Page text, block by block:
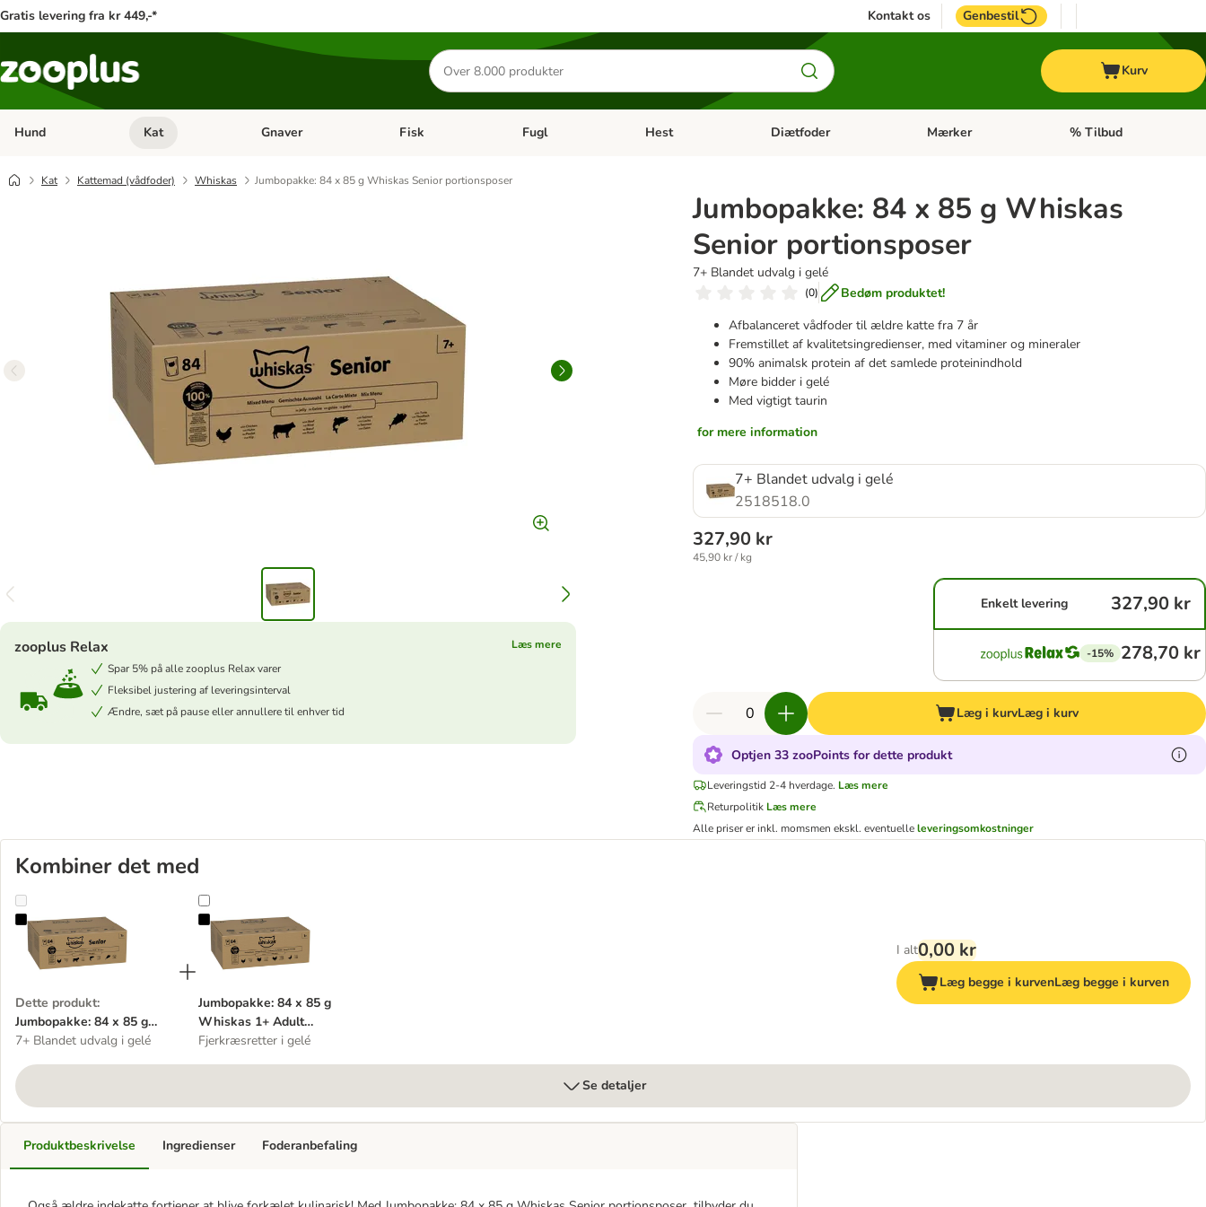
Gratis levering fra kr 449,-* Kontakt os Genbestil
Søg
efter
produkter
Kurv
Hund Åben kategori menu: Hund
Kat Åben kategori menu: Kat
Gnaver Åben kategori menu: Gnaver
Fisk Åben kategori menu: Fisk
Fugl Åben kategori menu: Fugl
Hest Åben kategori menu: Hest
Diætfoder Åben kategori menu: Diætfoder
Mærker Åben kategori menu:
% Tilbud
Kat Kattemad (vådfoder) Whiskas Jumbopakke: 84 x 85 g Whiskas Senior portionsposer
Jumbopakke: 84 x 85 g Whiskas
Senior portionsposer
7+ Blandet udvalg i gelé
(0)
Bedøm produktet!
Afbalanceret vådfoder til ældre katte fra 7 år
Fremstillet af kvalitetsingredienser, med vitaminer og mineraler
90% animalsk protein af det samlede proteinindhold
Møre bidder i gelé
Med vigtigt taurin
for mere information
zooplus Relax
Læs mere
Spar 5% på alle zooplus Relax varer
Fleksibel justering af leveringsinterval
Ændre, sæt på pause eller annullere til enhver tid
7+ Blandet udvalg i gelé
2518518.0
327,90 kr
45,90 kr / kg
Enkelt levering 327,90 kr
-15% 278,70 kr
Læg i kurvLæg i kurv
Optjen 33 zooPoints for dette produkt
Leveringstid 2-4 hverdage. Læs mere
Returpolitik Læs mere
Alle priser er inkl. momsmen ekskl. eventuelleleveringsomkostninger
Kombiner det med
Jumbopakke: 84 x 85 g Whiskas Senior portionsposer
Dette produkt:
Jumbopakke: 84 x 85 g
Whiskas Senior
7+ Blandet udvalg i gelé
Jumbopakke: 84 x 85 g Whiskas 1+ Adult portionsposer
Jumbopakke: 84 x 85 g
Whiskas 1+ Adult
portionsposer
Fjerkræsretter i gelé
I alt0,00 kr
Læg begge i kurvenLæg begge i kurven
Se detaljer
Produktbeskrivelse Ingredienser Foderanbefaling